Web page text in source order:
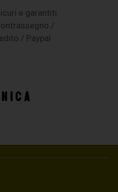
e garantiti
/
/ Paypal